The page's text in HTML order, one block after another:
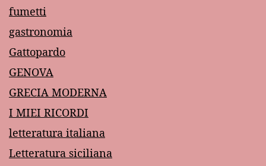
fumetti
gastronomia
Gattopardo
GENOVA
GRECIA MODERNA
I MIEI RICORDI
letteratura italiana
Letteratura siciliana